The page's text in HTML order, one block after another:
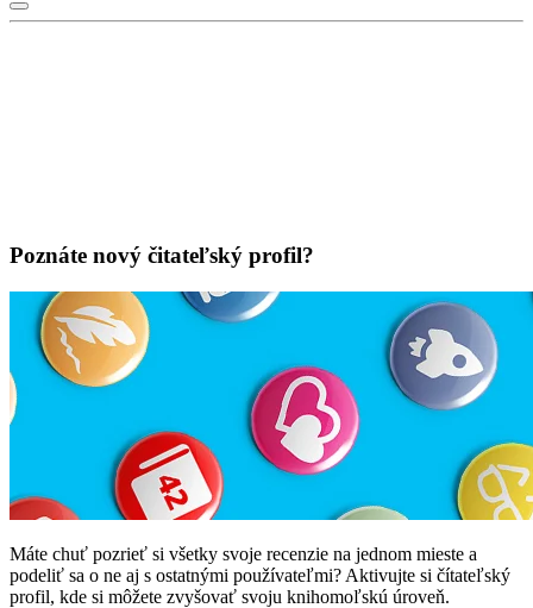
Poznáte nový čitateľský profil?
Máte chuť pozrieť si všetky svoje recenzie na jednom mieste a
podeliť sa o ne aj s ostatnými používateľmi? Aktivujte si čítateľský
profil, kde si môžete zvyšovať svoju knihomoľskú úroveň.